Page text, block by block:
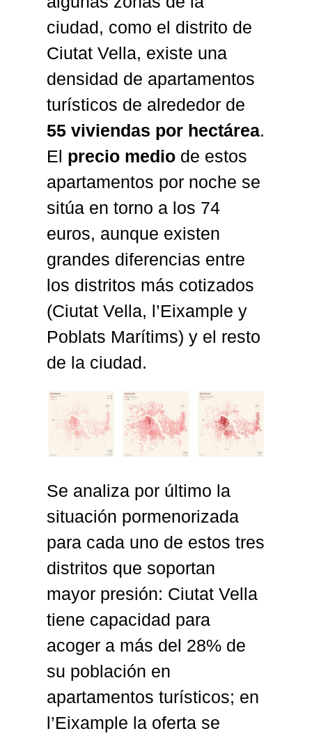
ciudad, como el distrito de
Ciutat Vella, existe una
densidad de apartamentos
turísticos de alrededor de
55 viviendas por hectárea.
El precio medio de estos
apartamentos por noche se
sitúa en torno a los 74
euros, aunque existen
grandes diferencias entre
los distritos más cotizados
(Ciutat Vella, l’Eixample y
Poblats Marítims) y el resto
de la ciudad.
Se analiza por último la
situación pormenorizada
para cada uno de estos tres
distritos que soportan
mayor presión: Ciutat Vella
tiene capacidad para
acoger a más del 28% de
su población en
apartamentos turísticos; en
l’Eixample la oferta se